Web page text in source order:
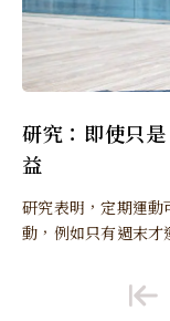
研究：即使只
益
研究表明，定期運
動，例如只有週末才